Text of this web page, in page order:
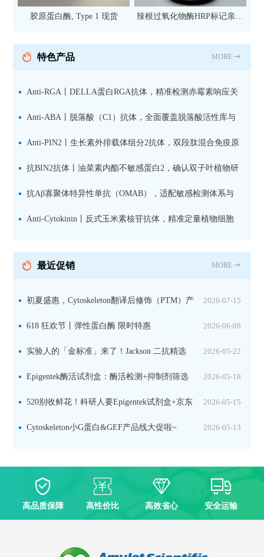
胶原蛋白酶, Type 1 现货
辣根过氧化物酶HRP标记亲和
抗 现货
特色产品 MORE
Anti-RGA丨DELLA蛋白RGA抗体，精准检测赤霉素响应关
键抑制因子
Anti-ABA丨脱落酸（C1）抗体，全面覆盖脱落酸活性库与
储存库
Anti-PIN2丨生长素外排载体组分2抗体，双段肽混合免疫原
设计方案
抗BIN2抗体丨油菜素内酯不敏感蛋白2，确认双子叶植物研
究数据特异性
抗Aβ寡聚体特异性单抗（OMAB），适配敏感检测体系与
活细胞实验
Anti-Cytokinin丨反式玉米素核苷抗体，精准定量植物细胞
最近促销 MORE
2026-07-15
初夏盛惠，Cytoskeleton翻译后修饰（PTM）产
品线放价啦！ 2026-06-08
618 狂欢节丨弹性蛋白酶 限时特惠
2026-05-22
实验人的「金标准」来了！Jackson 二抗精选
限时一口价，手慢无！ 2026-05-18
Epigentek酶活试剂盒：酶活检测+抑制剂筛选
双赋能，下单即赠京东卡 2026-05-15
520别收鲜花！科研人要Epigentek试剂盒+京东
卡！ 2026-05-13
Cytoskeleton小G蛋白&GEF产品线大促啦~
高品质保障 高性价比 高效省心 安全运输